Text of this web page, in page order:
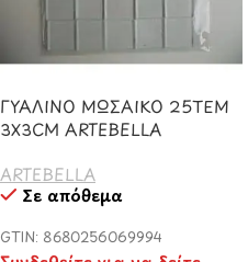
ΓΥΑΛΙΝΟ ΜΩΣΑΙΚΟ 25ΤΕΜ
3Χ3CM ARTEBELLA
ARTEBELLA
Σε απόθεμα
GTIN: 8680256069994